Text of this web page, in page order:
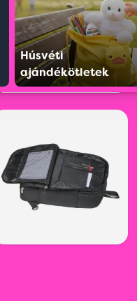
Húsvéti
ajándékötletek